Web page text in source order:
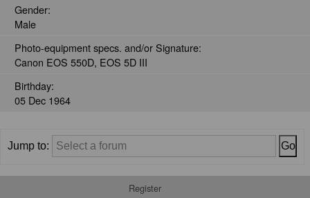
Gender:
Male
Photo-equipment specs. and/or Signature:
Canon EOS 550D, EOS 5D III
Birthday:
05 Dec 1964
Jump to:
Register